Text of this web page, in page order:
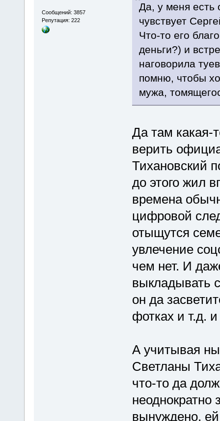
Сообщений: 3857
Репутация: 222
Да, у меня есть
чувствует
Что-то его
деньги?) и
наговорила
помню, чтобы
мужа,
Да там какая-
верить
Тихановский
до этого жил
времена
цифровой
отыщутся
увлечение
чем нет. И
выкладывать
он да
фотках и т.д. и
А учитывая
Светланы
что-то да
неоднократно
вынуждено, ей